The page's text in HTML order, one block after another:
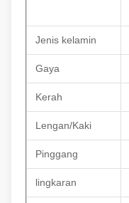
Jenis kelamin
Gaya
Kerah
Lengan/Kaki
Pinggang
lingkaran